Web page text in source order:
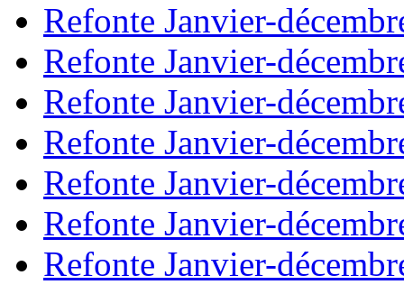
Refonte Janvier-
Refonte Janvier-
Refonte Janvier-
Refonte Janvier-
Refonte Janvier-
Refonte Janvier-
Refonte Janvier-